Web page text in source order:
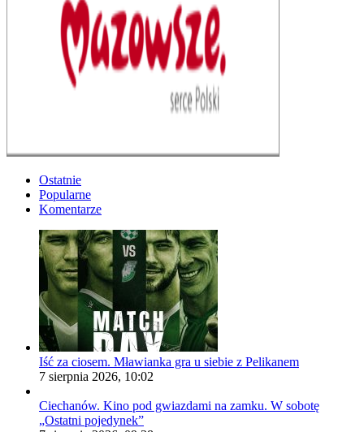
Ostatnie
Popularne
Komentarze
Iść za ciosem. Mławianka gra u siebie z Pelikanem
7 sierpnia 2026, 10:02
Ciechanów. Kino pod gwiazdami na zamku. W sobotę
„Ostatni pojedynek”